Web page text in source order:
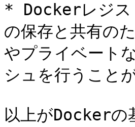
* Dockerレジス
の保存と共有の
やプライベート
シュを行うこと
以上がDockerの